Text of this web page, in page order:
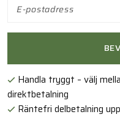
Handla tryggt – välj
direktbetalning
Räntefri delbetalning